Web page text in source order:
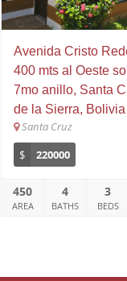
Avenida Cristo
400 mts al Oeste
7mo anillo, Santa
de la Sierra, Bolivia
Santa Cruz
$
220000
450
AREA
4
BATHS
3
BEDS